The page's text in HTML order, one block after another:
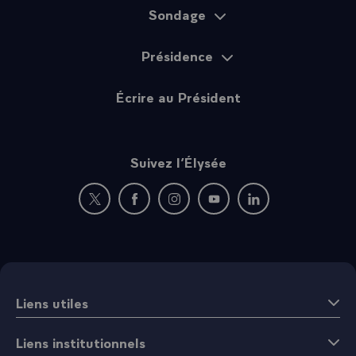
Sondage
Présidence
Écrire au Président
Suivez l’Élysée
Nouvelle fenêtre : rejoignez-nous sur Twitter
Nouvelle fenêtre : rejoignez-nous sur
Nouvelle fenêtre : rejoignez-nous
Nouvelle fenêtre :
Nouvelle fenêtre :
Liens utiles
Liens institutionnels